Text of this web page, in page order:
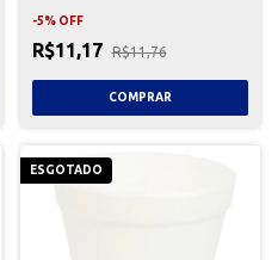
-5% OFF
R$11,17 R$11,76
ESGOTADO